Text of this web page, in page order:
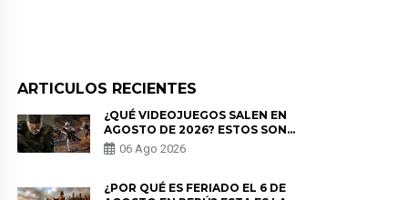
ARTICULOS RECIENTES
¿QUÉ VIDEOJUEGOS SALEN EN
AGOSTO DE 2026? ESTOS SON
LOS ESTRENOS MÁS ESPERADOS
06 Ago 2026
¿POR QUÉ ES FERIADO EL 6 DE